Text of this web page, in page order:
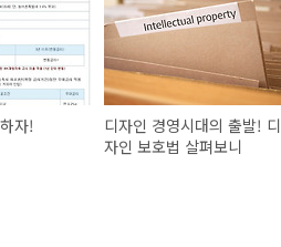
자!
디자인 경영시대의 출발! 디
자인 보호법 살펴보니